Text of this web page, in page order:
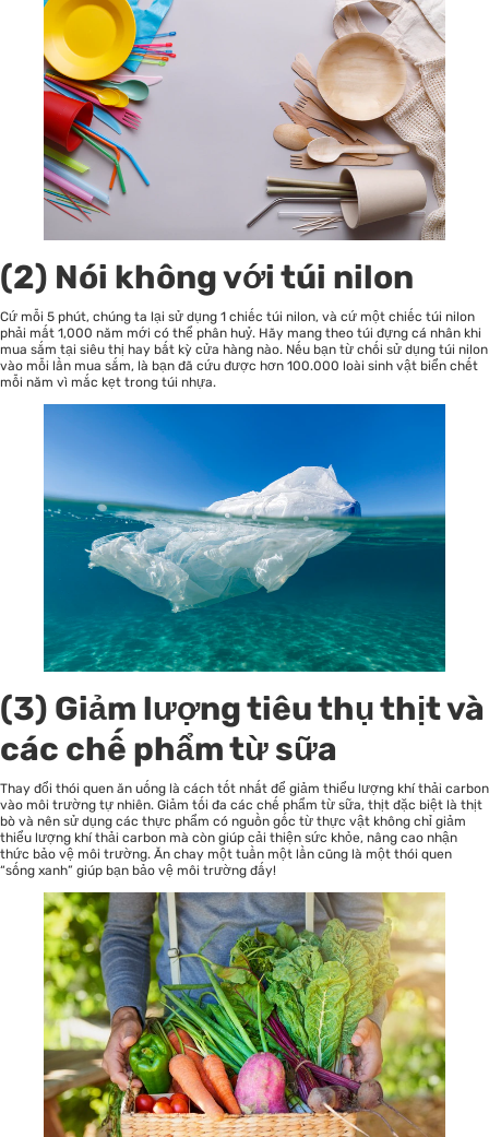
(2) Nói không với túi nilon
Cứ mỗi 5 phút, chúng ta lại sử dụng 1 chiếc túi nilon, và cứ một chiếc túi nilon
phải mất 1,000 năm mới có thể phân huỷ. Hãy mang theo túi đựng cá nhân khi
mua sắm tại siêu thị hay bất kỳ cửa hàng nào. Nếu bạn từ chối sử dụng túi nilon
vào mỗi lần mua sắm, là bạn đã cứu được hơn 100.000 loài sinh vật biển chết
mỗi năm vì mắc kẹt trong túi nhựa.
(3) Giảm lượng tiêu thụ thịt và
các chế phẩm từ sữa
Thay đổi thói quen ăn uống là cách tốt nhất để giảm thiểu lượng khí thải carbon
vào môi trường tự nhiên. Giảm tối đa các chế phẩm từ sữa, thịt đặc biệt là thịt
bò và nên sử dụng các thực phẩm có nguồn gốc từ thực vật không chỉ giảm
thiểu lượng khí thải carbon mà còn giúp cải thiện sức khỏe, nâng cao nhận
thức bảo vệ môi trường. Ăn chay một tuần một lần cũng là một thói quen
“sống xanh” giúp bạn bảo vệ môi trường đấy!